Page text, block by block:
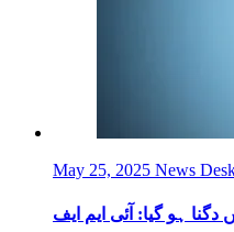
May 25, 2025 News